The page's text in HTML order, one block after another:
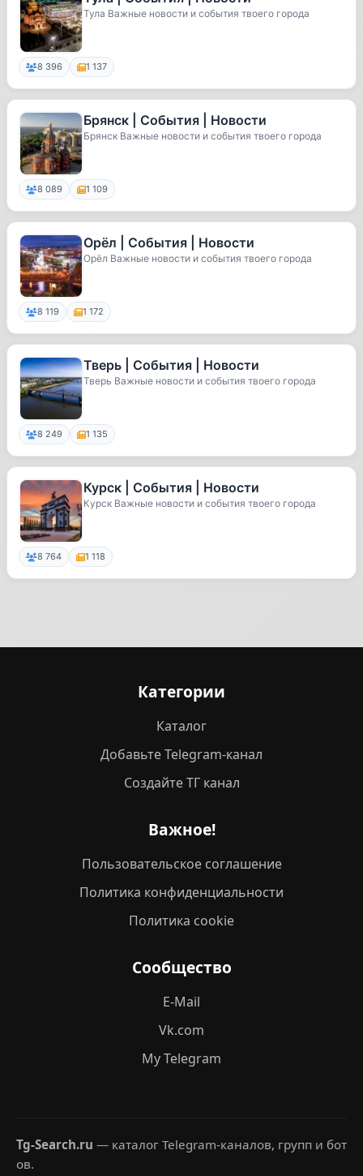
Тула Важные новости и события твоего города
8 396 1 137
Брянск | События | Новости
Брянск Важные новости и события твоего города
8 089 1 109
Орёл | События | Новости
Орёл Важные новости и события твоего города
8 119 1 172
Тверь | События | Новости
Тверь Важные новости и события твоего города
8 249 1 135
Курск | События | Новости
Курск Важные новости и события твоего города
8 764 1 118
Категории
Каталог
Добавьте Telegram-канал
Создайте ТГ канал
Важное!
Пользовательское соглашение
Политика конфиденциальности
Политика cookie
Сообщество
E-Mail
Vk.com
My Telegram
Tg-Search.ru — каталог Telegram-каналов, групп и бот
ов.